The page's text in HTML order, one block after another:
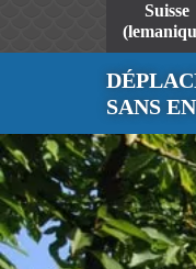
Suisse
SANS